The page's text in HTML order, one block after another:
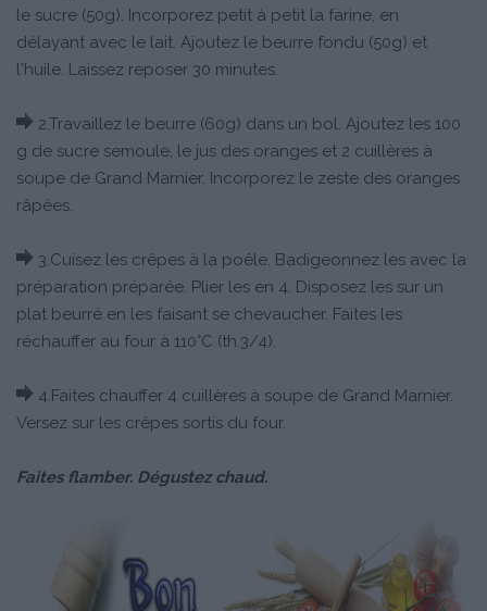
le sucre (50g). Incorporez petit à petit la farine, en
délayant avec le lait. Ajoutez le beurre fondu (50g) et
l'huile. Laissez reposer 30 minutes.
2.Travaillez le beurre (60g) dans un bol. Ajoutez les 100
g de sucre semoule, le jus des oranges et 2 cuillères à
soupe de Grand Marnier. Incorporez le zeste des oranges
râpées.
3.Cuisez les crêpes à la poêle. Badigeonnez les avec la
préparation préparée. Plier les en 4. Disposez les sur un
plat beurré en les faisant se chevaucher. Faites les
réchauffer au four à 110°C (th.3/4).
4.Faites chauffer 4 cuillères à soupe de Grand Marnier.
Versez sur les crêpes sortis du four.
Faites flamber. Dégustez chaud.